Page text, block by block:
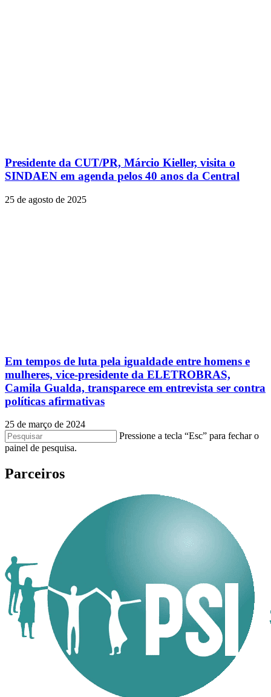
Presidente da CUT/PR, Márcio Kieller, visita o
SINDAEN em agenda pelos 40 anos da Central
25 de agosto de 2025
Em tempos de luta pela igualdade entre homens e
mulheres, vice-presidente da ELETROBRAS,
Camila Gualda, transparece em entrevista ser contra
políticas afirmativas
25 de março de 2024
Pressione a tecla “Esc” para fechar o
painel de pesquisa.
Parceiros